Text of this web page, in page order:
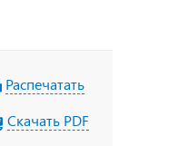
Распечатать
Скачать PDF